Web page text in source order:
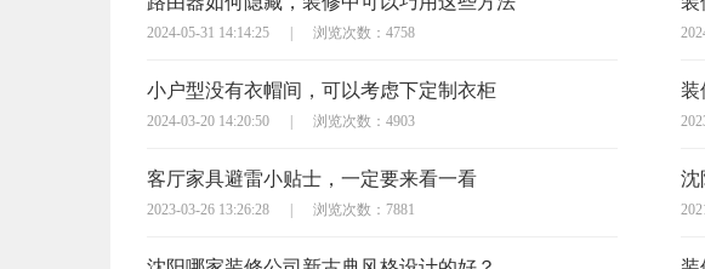
2024-05-31 14:14:25 浏览次数：4758
小户型没有衣帽间，可以考虑下定制衣柜
2024-03-20 14:20:50 浏览次数：4903
装
客厅家具避雷小贴士，一定要来看一看
2023-03-26 13:26:28 浏览次数：7881
沈